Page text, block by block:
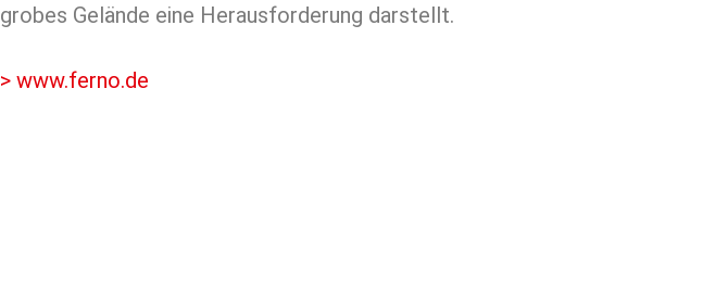
grobes Gelände eine Herausforderung darstellt.
> www.ferno.de